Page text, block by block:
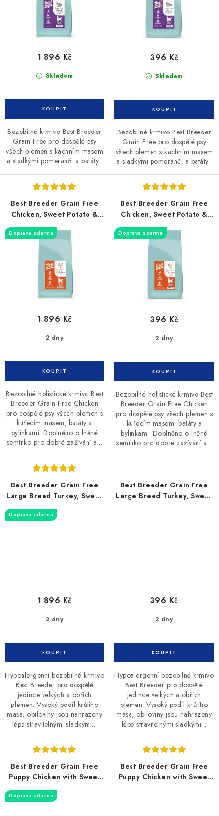
Skladem
1 896 Kč
Bezobilné krmivo Best Breeder
Grain Free pro dospělé psy
všech plemen s kachním masem
a sladkými pomeranči a batáty.
Skladem
396 Kč
Bezobilné krmivo Best Breeder
Grain Free pro dospělé psy
všech plemen s kachním masem
a sladkými pomeranči a batáty.
Best Breeder Grain Free
Chicken, Sweet Potato &
Herb 12kg
Doprava zdarma
2 dny
1 896 Kč
Bezobilné holistické krmivo Best
Breeder Grain Free Chicken
pro dospělé psy všech plemen s
kuřecím masem, batáty a
bylinkami. Doplněno o lněné
semínko pro dobré zažívání a...
Best Breeder Grain Free
Chicken, Sweet Potato &
Herb 2kg
Doprava zdarma
2 dny
396 Kč
Bezobilné holistické krmivo Best
Breeder Grain Free Chicken
pro dospělé psy všech plemen s
kuřecím masem, batáty a
bylinkami. Doplněno o lněné
semínko pro dobré zažívání a...
Best Breeder Grain Free
Large Breed Turkey, Sweet
Potato & Cranberry 12kg
Doprava zdarma
2 dny
1 896 Kč
Hypoalergenní bezobilné krmivo
Best Breeder pro dospělé
jedince velkých a obřích
plemen. Vysoký podíl krůtího
masa, obiloviny jsou nahrazeny
lépe stravitelnými sladkými...
Best Breeder Grain Free
Large Breed Turkey, Sweet
2 dny
396 Kč
Hypoalergenní bezobilné krmivo
Best Breeder pro dospělé
jedince velkých a obřích
plemen. Vysoký podíl krůtího
masa, obiloviny jsou nahrazeny
lépe stravitelnými sladkými...
Best Breeder Grain Free
Puppy Chicken with Sweet
Potato, Carrots & Peas 12kg
Doprava zdarma
Best Breeder Grain Free
Puppy Chicken with Sweet